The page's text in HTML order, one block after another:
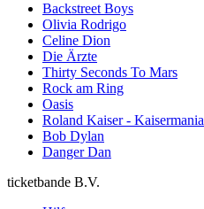
Backstreet Boys
Olivia Rodrigo
Celine Dion
Die Ärzte
Thirty Seconds To Mars
Rock am Ring
Oasis
Roland Kaiser - Kaisermania
Bob Dylan
Danger Dan
ticketbande B.V.